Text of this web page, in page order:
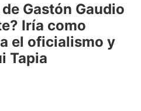
Gastón Gaudio
Iría como
el oficialismo y
Tapia